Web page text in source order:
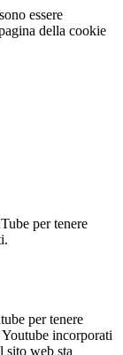
essere
della cookie
per tenere
per tenere
incorporati
sito web sta